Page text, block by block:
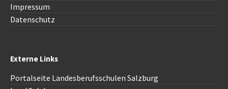
Impressum
Datenschutz
Externe Links
Portalseite Landesberufsschulen Salzburg